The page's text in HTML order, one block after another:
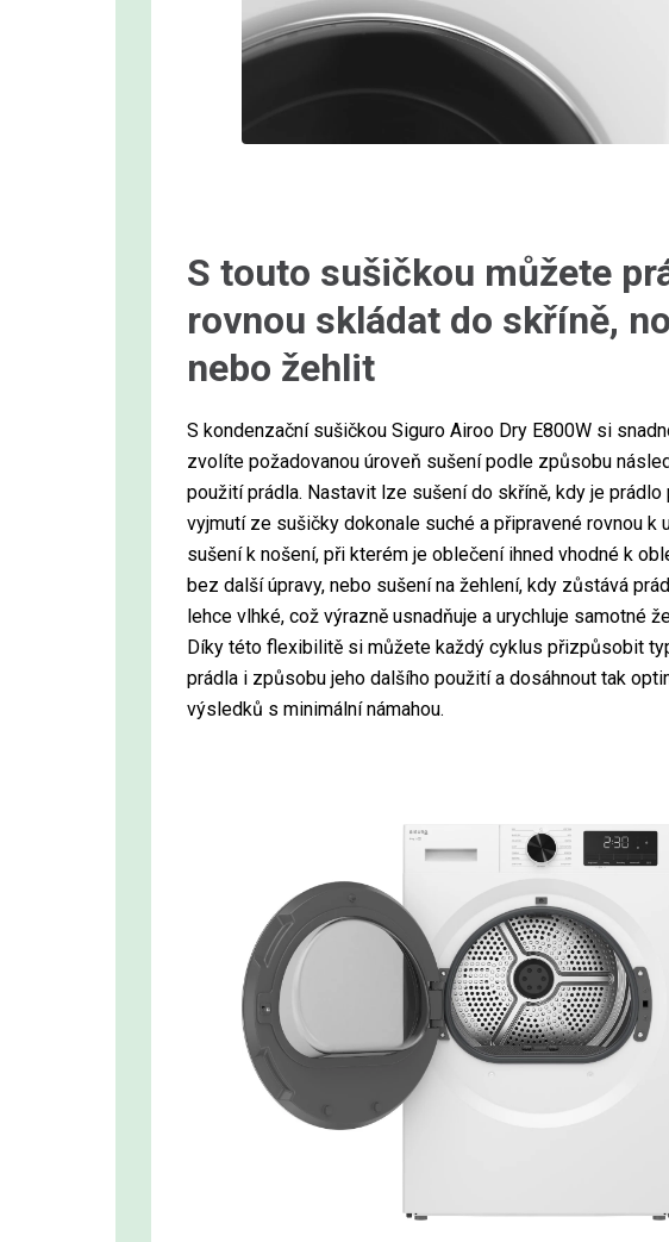
S touto sušičkou můžete
rovnou skládat do skříně,
nebo žehlit
S kondenzační sušičkou Siguro Airoo Dry E800W si
zvolíte požadovanou úroveň sušení podle způsobu
použití prádla. Nastavit lze sušení do skříně, kdy je prádlo
vyjmutí ze sušičky dokonale suché a připravené rovnou k
sušení k nošení, při kterém je oblečení ihned vhodné k
bez další úpravy, nebo sušení na žehlení, kdy zůstává
lehce vlhké, což výrazně usnadňuje a urychluje samotné
Díky této flexibilitě si můžete každý cyklus přizpůsobit
prádla i způsobu jeho dalšího použití a dosáhnout tak
výsledků s minimální námahou.